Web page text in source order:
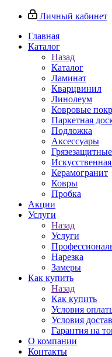
Личный кабинет
Главная
Каталог
Назад
Каталог
Ламинат
Кварцвинил
Линолеум
Ковровые
Паркетная
Подложка
Аксессуары
Искусственная
Керамогранит
Ковры
Пробка
Акции
Услуги
Назад
Услуги
Нарезка
Замеры
Как купить
Назад
Как купить
Условия
Условия
Гарантия на
О компании
Контакты